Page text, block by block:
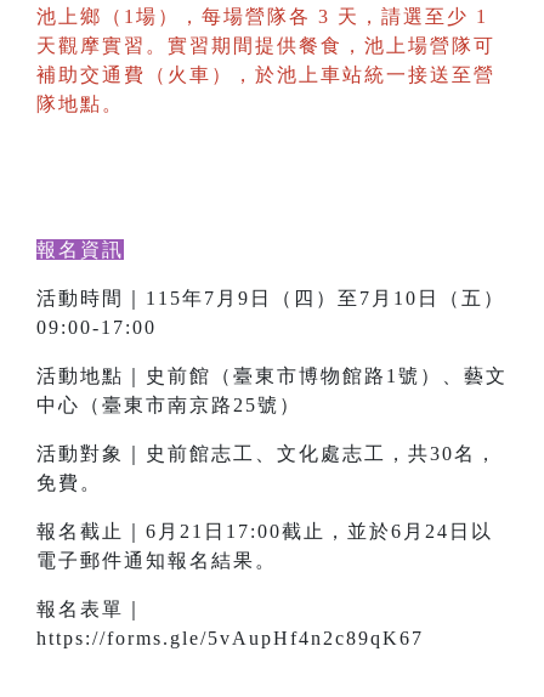
池上鄉（1場），每場營隊各 3 天，請選至少 1
天觀摩實習。實習期間提供餐食，池上場營隊可
補助交通費（火車），於池上車站統一接送至營
隊地點。
報名資訊
活動時間｜115年7月9日（四）至7月10日（五）
09:00-17:00
活動地點｜史前館（臺東市博物館路1號）、藝文
中心（臺東市南京路25號）
活動對象｜史前館志工、文化處志工，共30名，
免費。
報名截止｜6月21日17:00截止，並於6月24日以
電子郵件通知報名結果。
報名表單｜
https://forms.gle/5vAupHf4n2c89qK67